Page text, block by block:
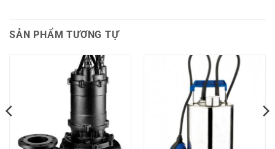
SẢN PHẨM TƯƠNG TỰ